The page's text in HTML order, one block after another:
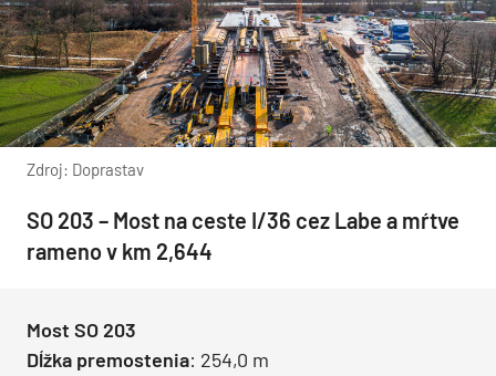
Zdroj: Doprastav
SO 203 – Most na ceste I/36 cez Labe a mŕtve
rameno v km 2,644
Most SO 203
Dĺžka premostenia: 254,0 m